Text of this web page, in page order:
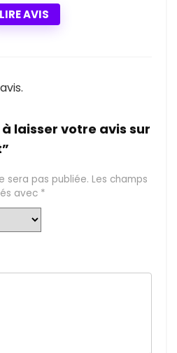
LIRE AVIS
laisser votre avis sur
sera pas publiée. Les champs
avec *